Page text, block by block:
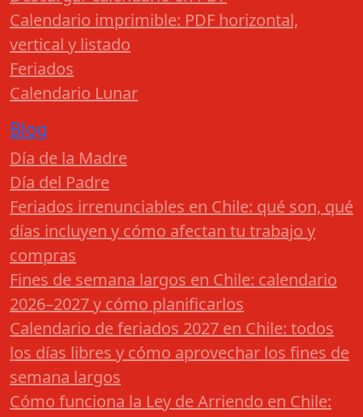
Calendario imprimible: PDF horizontal,
vertical y listado
Feriados
Calendario Lunar
Blog
Día de la Madre
Día del Padre
Feriados irrenunciables en Chile: qué son, qué
días incluyen y cómo afectan tu trabajo y
compras
Fines de semana largos en Chile: calendario
2026–2027 y cómo planificarlos
Calendario de feriados 2027 en Chile: todos
los días libres y cómo aprovechar los fines de
semana largos
Cómo funciona la Ley de Arriendo en Chile: